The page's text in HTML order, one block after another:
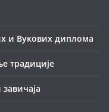
и Вукових диплома
традиције